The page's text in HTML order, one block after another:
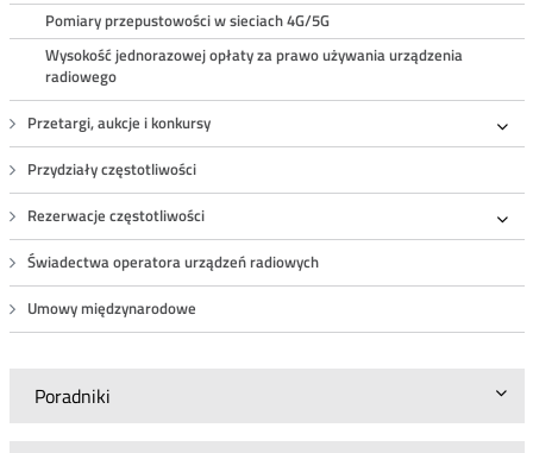
Pomiary przepustowości w sieciach 4G/5G
Wysokość jednorazowej opłaty za prawo używania urządzenia
radiowego
Przetargi, aukcje i konkursy
Przydziały częstotliwości
Rezerwacje częstotliwości
Świadectwa operatora urządzeń radiowych
Umowy międzynarodowe
Poradniki